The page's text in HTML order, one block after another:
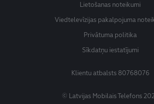
Lietošanas noteikumi
Viedtelevīzijas pakalpojuma
Privātuma politika
Sīkdatņu iestatījumi
Klientu atbalsts80768076
© Latvijas Mobilais Telefons